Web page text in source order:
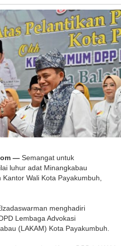
— Semangat untuk
luhur adat Minangkabau
Wali Kota Payakumbuh,
menghadiri
Lembaga Advokasi
(LAKAM) Kota Payakumbuh.